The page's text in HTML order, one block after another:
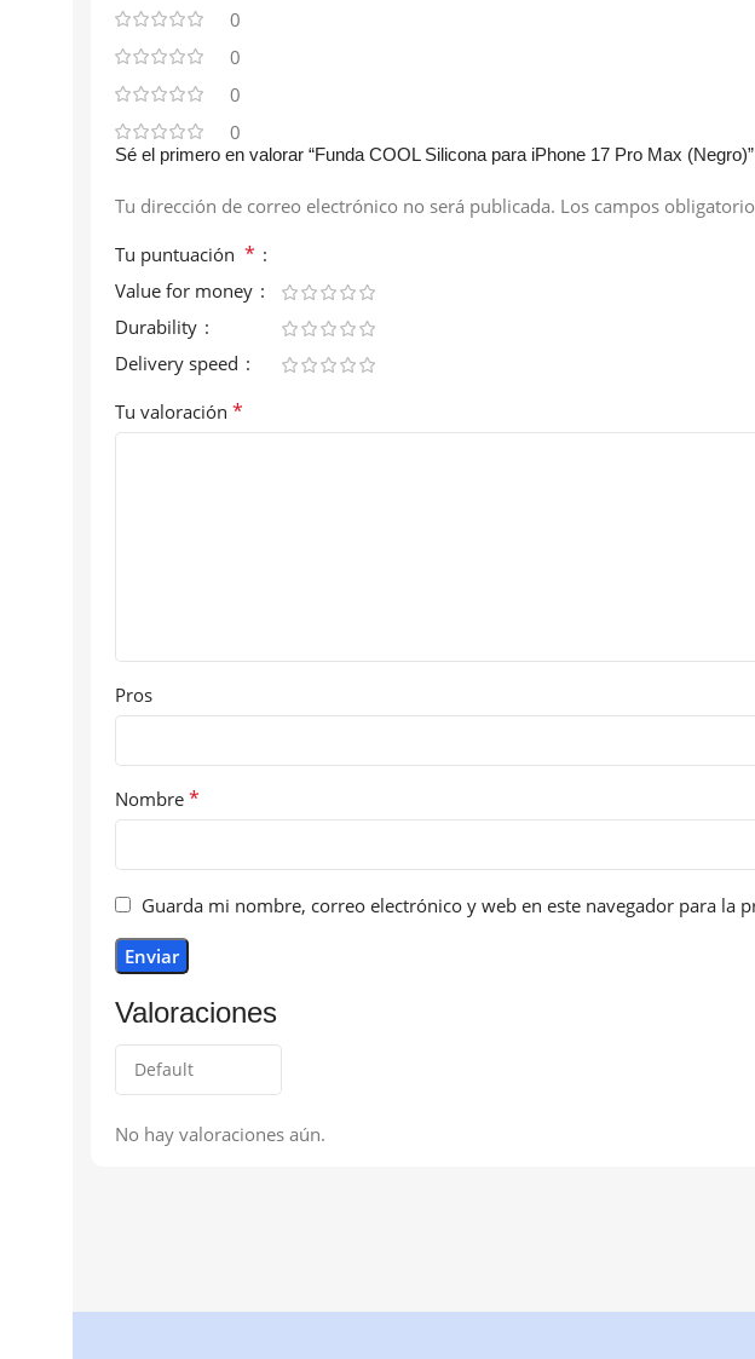
0
0
0
0
Valoraciones
No hay valoraciones aún.
Sé el primero en valorar “Funda COOL Silicona para iPhone 17 Pro Max (Negro)”
Tu dirección de correo electrónico no será publicada. Los campos
Tu puntuación *
Value for money
Durability
Delivery speed
Tu valoración *
Pros
Nombre *
Guarda mi nombre, correo electrónico y web en este navegador para la